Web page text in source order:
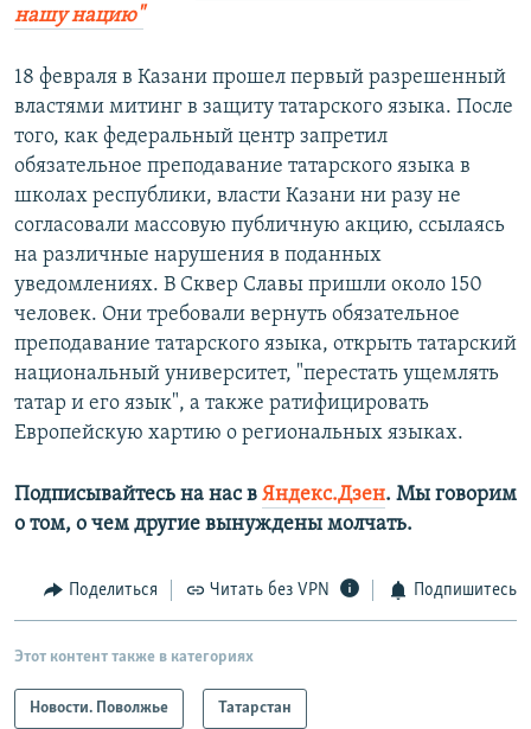
нашу нацию"
18 февраля в Казани прошел первый разрешенный
властями митинг в защиту татарского языка. После
того, как федеральный центр запретил
обязательное преподавание татарского языка в
школах республики, власти Казани ни разу не
согласовали массовую публичную акцию, ссылаясь
на различные нарушения в поданных
уведомлениях. В Сквер Славы пришли около 150
человек. Они требовали вернуть обязательное
преподавание татарского языка, открыть татарский
национальный университет, "перестать ущемлять
татар и его язык", а также ратифицировать
Европейскую хартию о региональных языках.
Подписывайтесь на нас в Яндекс.Дзен. Мы говорим
о том, о чем другие вынуждены молчать.
Поделиться Читать без VPN Подпишитесь
Этот контент также в категориях
Новости. Поволжье Татарстан